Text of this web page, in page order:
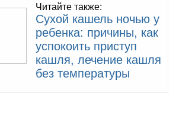
Читайте также:
Сухой кашель ночью у
ребенка: причины, как
успокоить приступ
кашля, лечение кашля
без температуры